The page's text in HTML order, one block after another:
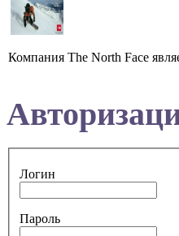
Компания The North Face
Логин
Пароль